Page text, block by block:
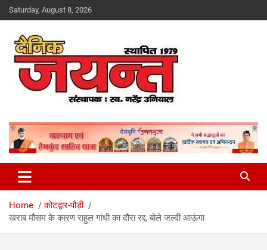
Skip
to
Saturday, August 8, 2026
Dainik Jayant
Home
कोटद्वार-पौड़ी
खराब मौसम के कारण राहुल गांधी का दौरा रद्द, बोले जल्दी आऊंगा